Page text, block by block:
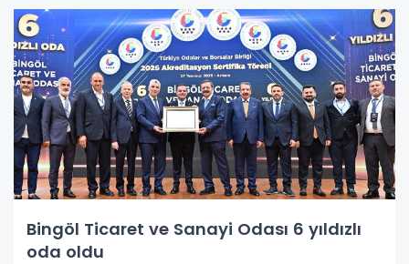
Bingöl Ticaret ve Sanayi Odası 6 yıldızlı
oda oldu